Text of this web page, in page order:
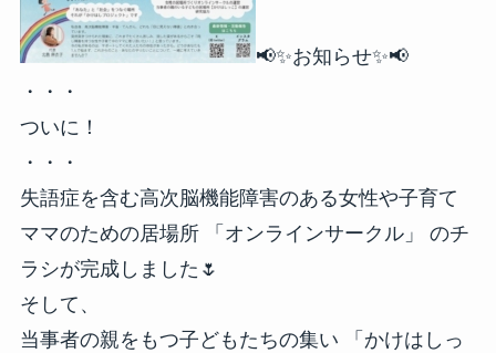
📢✨お知らせ✨📢
・・・
ついに！
・・・
失語症を含む高次脳機能障害のある女性や子育て
ママのための居場所 「オンラインサークル」 のチ
ラシが完成しました🌷
そして、
当事者の親をもつ子どもたちの集い 「かけはしっ